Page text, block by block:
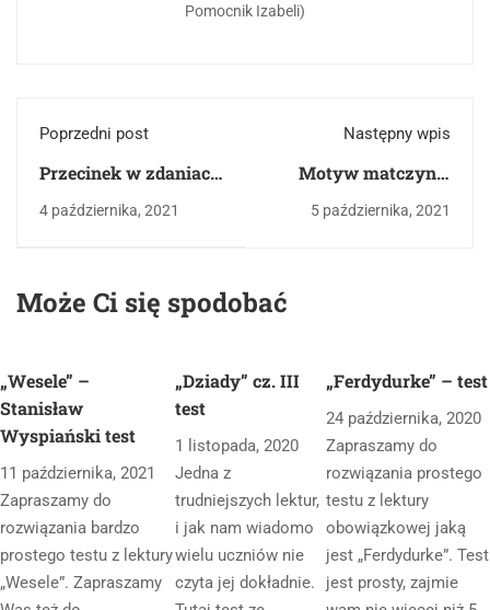
Pomocnik Izabeli)
Poprzedni post
Przecinek w zdaniach
złożonych
4 października, 2021
Następny wpis
Motyw matczynej
miłości. Omów
uwzględnij również
wybrany kontekst.
5 października, 2021
Może Ci się spodobać
„Wesele” –
Stanisław
Wyspiański test
11 października, 2021
Zapraszamy do
rozwiązania bardzo
prostego testu z lektury
„Wesele”. Zapraszamy
„Dziady” cz. III
test
1 listopada, 2020
Jedna z
trudniejszych lektur,
i jak nam wiadomo
wielu uczniów nie
czyta jej dokładnie.
„Ferdydurke” – test
24 października, 2020
Zapraszamy do
rozwiązania prostego
testu z lektury
obowiązkowej jaką
jest „Ferdydurke”. Test
jest prosty, zajmie